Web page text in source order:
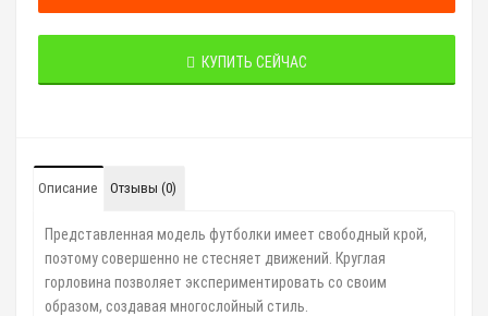
КУПИТЬ СЕЙЧАС
Описание Отзывы (0)
Представленная модель футболки имеет свободный крой,
поэтому совершенно не стесняет движений. Круглая
горловина позволяет экспериментировать со своим
образом, создавая многослойный стиль.